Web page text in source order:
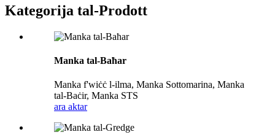
Kategorija tal-Prodott
Manka tal-Baħar
Manka f'wiċċ l-ilma, Manka Sottomarina, Manka
tal-Baċir, Manka STS
ara aktar